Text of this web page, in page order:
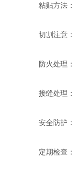
粘贴方法：
切割注意：
防火处理：
接缝处理：
安全防护：
定期检查：